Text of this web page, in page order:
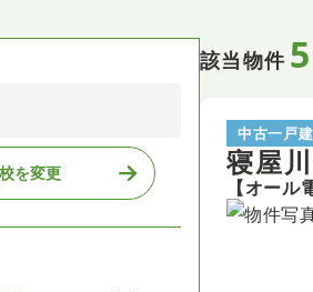
を変更
該当物件 5
中古一戸
寝屋